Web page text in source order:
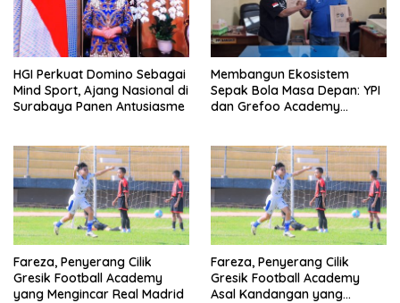
HGI Perkuat Domino Sebagai
Mind Sport, Ajang Nasional di
Surabaya Panen Antusiasme
Membangun Ekosistem
Sepak Bola Masa Depan: YPI
dan Grefoo Academy
Fareza, Penyerang Cilik
Gresik Football Academy
yang Mengincar Real Madrid
Fareza, Penyerang Cilik
Gresik Football Academy
Asal Kandangan yang